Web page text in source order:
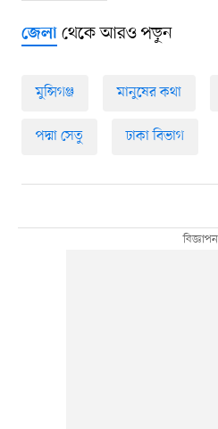
জেলাথেকে আরও পড়ুন
মুন্সিগঞ্জ মানুষের কথা
পদ্মা সেতু ঢাকা বিভাগ